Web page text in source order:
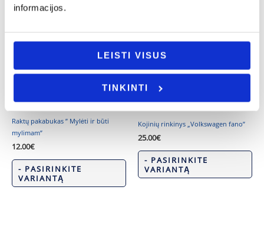
informacijos.
LEISTI VISUS
TINKINTI
Į KREPŠELĮ
Raktų pakabukas ” Mylėti ir būti
mylimam”
12.00€
- PASIRINKITE
VARIANTĄ
Kojinių rinkinys „Volkswagen fano”
25.00€
- PASIRINKITE
VARIANTĄ